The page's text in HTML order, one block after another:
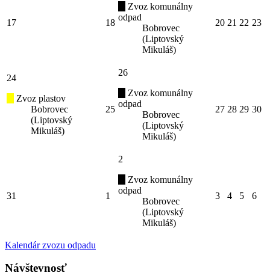
17 18
Zvoz komunálny
odpad
Bobrovec
(Liptovský
Mikuláš)
20 21 22 23
24
Zvoz plastov
Bobrovec
(Liptovský
Mikuláš)
25
26
Zvoz komunálny
odpad
Bobrovec
(Liptovský
Mikuláš)
27 28 29 30
31 1
2
Zvoz komunálny
odpad
Bobrovec
(Liptovský
Mikuláš)
3 4 5 6
Kalendár zvozu odpadu
Návštevnosť